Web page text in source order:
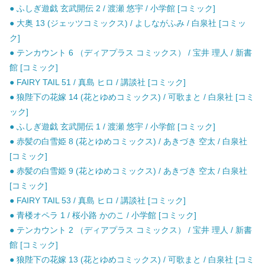
● ふしぎ遊戯 玄武開伝 2 / 渡瀬 悠宇 / 小学館 [コミック]
● 大奥 13 (ジェッツコミックス) / よしながふみ / 白泉社 [コミッ
ク]
● テンカウント 6 （ディアプラス コミックス） / 宝井 理人 / 新書
館 [コミック]
● FAIRY TAIL 51 / 真島 ヒロ / 講談社 [コミック]
● 狼陛下の花嫁 14 (花とゆめコミックス) / 可歌まと / 白泉社 [コミ
ック]
● ふしぎ遊戯 玄武開伝 1 / 渡瀬 悠宇 / 小学館 [コミック]
● 赤髪の白雪姫 8 (花とゆめコミックス) / あきづき 空太 / 白泉社
[コミック]
● 赤髪の白雪姫 9 (花とゆめコミックス) / あきづき 空太 / 白泉社
[コミック]
● FAIRY TAIL 53 / 真島 ヒロ / 講談社 [コミック]
● 青楼オペラ 1 / 桜小路 かのこ / 小学館 [コミック]
● テンカウント 2 （ディアプラス コミックス） / 宝井 理人 / 新書
館 [コミック]
● 狼陛下の花嫁 13 (花とゆめコミックス) / 可歌まと / 白泉社 [コミ